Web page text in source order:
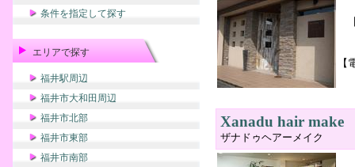
条件を指定して探す
エリアで探す
福井駅周辺
福井市大和田周辺
福井市北部
福井市東部
福井市南部
【
Xanadu hair make
ザナドゥヘアーメイク